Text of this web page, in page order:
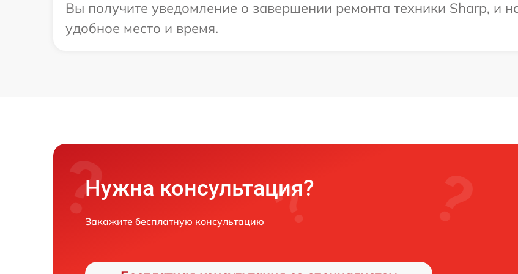
Вы получите уведомление о завершении ремонта техники Sharp, и
удобное место и время.
Нужна консультация?
Закажите бесплатную консультацию